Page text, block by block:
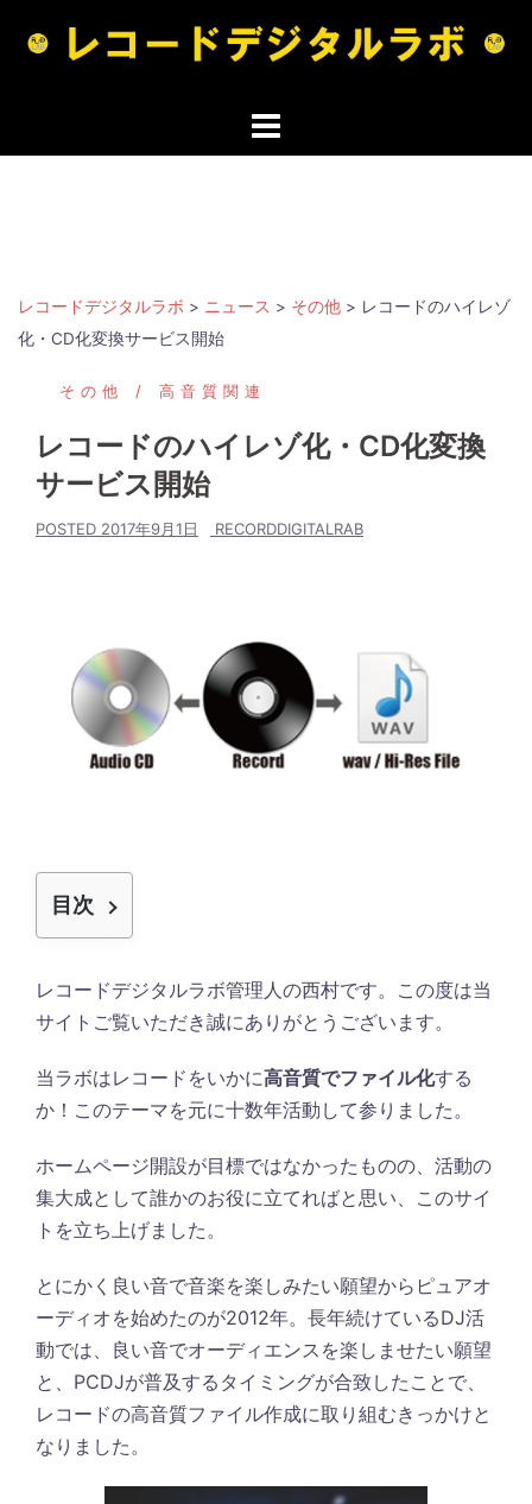
レコードデジタルラボ > ニュース > その他 > レコードのハイレゾ
化・CD化変換サービス開始
その他 高音質関連
レコードのハイレゾ化・CD化変換
サービス開始
POSTED 2017年9月1日 RECORDDIGITALRAB
目次
レコードデジタルラボ管理人の西村です。この度は当
サイトご覧いただき誠にありがとうございます。
当ラボはレコードをいかに高音質でファイル化する
か！このテーマを元に十数年活動して参りました。
ホームページ開設が目標ではなかったものの、活動の
集大成として誰かのお役に立てればと思い、このサイ
トを立ち上げました。
とにかく良い音で音楽を楽しみたい願望からピュアオ
ーディオを始めたのが2012年。長年続けているDJ活
動では、良い音でオーディエンスを楽しませたい願望
と、PCDJが普及するタイミングが合致したことで、
レコードの高音質ファイル作成に取り組むきっかけと
なりました。